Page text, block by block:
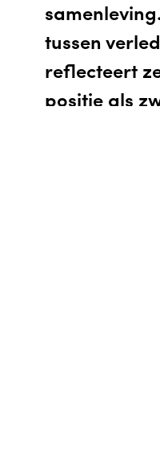
tussen
reflecteert
positie als